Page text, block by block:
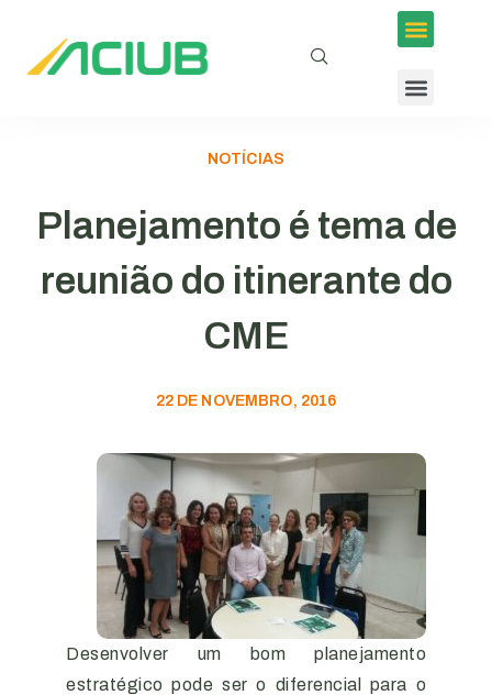
NOTÍCIAS
Planejamento é tema de
reunião do itinerante do
CME
22 DE NOVEMBRO, 2016
Desenvolver um bom planejamento
estratégico pode ser o diferencial para o